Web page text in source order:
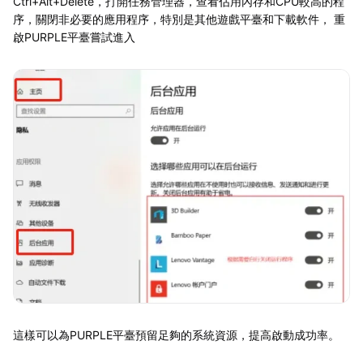
序，關閉非必要的應用程序，特別是其他遊戲平臺和下載軟件， 重
啟PURPLE平臺嘗試進入
這樣可以為PURPLE平臺預留足夠的系統資源，提高啟動成功率。